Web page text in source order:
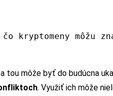
kryptomeny môžu
a tou môže byť do budúcna
. Využiť ich môže